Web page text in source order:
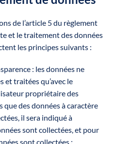
de l’article 5 du règlement
et le traitement des données
les principes suivants :
: les données ne
et traitées qu’avec le
propriétaire des
que des données à caractère
il sera indiqué à
sont collectées, et pour
sont collectées ;